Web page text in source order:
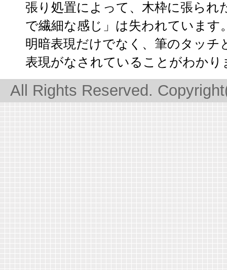
張り処置によって、木枠に張ら
で繊細な感じ」は失われています
明暗表現だけでなく、筆のタッチ
表現がなされていることがわかり
All Rights Reserved.